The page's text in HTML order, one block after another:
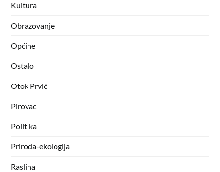
Kultura
Obrazovanje
Općine
Ostalo
Otok Prvić
Pirovac
Politika
Priroda-ekologija
Raslina